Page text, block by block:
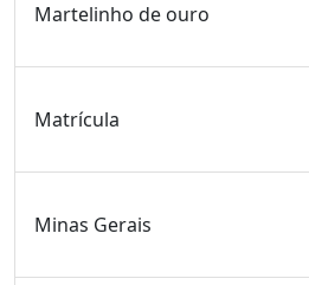
Martelinho de ouro
Matrícula
Minas Gerais